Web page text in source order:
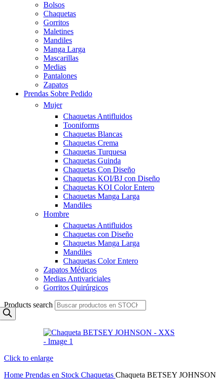
Bolsos
Chaquetas
Gorritos
Maletines
Mandiles
Manga Larga
Mascarillas
Medias
Pantalones
Zapatos
Prendas Sobre Pedido
Mujer
Chaquetas Antifluidos
Tooniforms
Chaquetas Blancas
Chaquetas Crema
Chaquetas Turquesa
Chaquetas Guinda
Chaquetas Con Diseño
Chaquetas KOI/BJ con Diseño
Chaquetas KOI Color Entero
Chaquetas Manga Larga
Mandiles
Hombre
Chaquetas Antifluidos
Chaquetas con Diseño
Chaquetas Manga Larga
Mandiles
Chaquetas Color Entero
Zapatos Médicos
Medias Antivariciales
Gorritos Quirúrgicos
Products search
Click to enlarge
Home Prendas en Stock Chaquetas Chaqueta BETSEY JOHNSON